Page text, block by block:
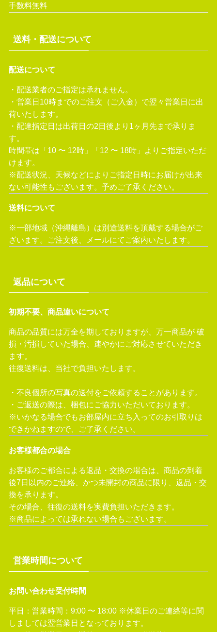
手数料無料
送料・配送について
配送について
・配送業者のご指定は承れません。
・営業日10時までのご注文（ご入金）で翌々営業日に出
荷いたします。
・配達指定日は出荷日の2日後より1ヶ月先まで承りま
す。
時間帯は「10 〜 12時」「12 〜 18時」よりご指定いただ
けます。
※配送状況、天候などによりご指定日時にお届けが出来
ない可能性もございます。予めご了承ください。
送料について
※一部地域（沖縄離島）は別途送料を頂戴する場合がご
ざいます。ご注文後、メールにてご案内いたします。
返品について
初期不要、商品違いについて
商品の品質には万全を期しておりますが、万一商品が 破
損・汚損していた場合、速やかにご対応させていただき
ます。
往復送料は、当社で負担いたします。
・不良個所の写真の送付をご依頼することがあります。
・ご返送の際は、梱包にご協力いただいております。
※いかなる場合でもお部屋内に立ち入ってのお引取りは
できかねますので、ご了承ください。
お客様都合の場合
お客様のご都合による返品・交換の場合は、商品の到着
後7日以内のご連絡、かつ未開封の商品に限り、返品・交
換を承ります。
その場合、往復の送料を実費負担いただきます。
※商品によっては承れない場合もございます。
営業時間について
お問い合わせ受付時間
平日：営業時間：9:00 〜 18:00 ※休業日のご連絡等に関
しましては翌営業日となっております。